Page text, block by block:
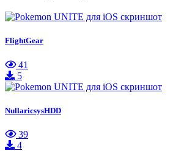
FlightGear
41
5
NullaricsysHDD
39
4